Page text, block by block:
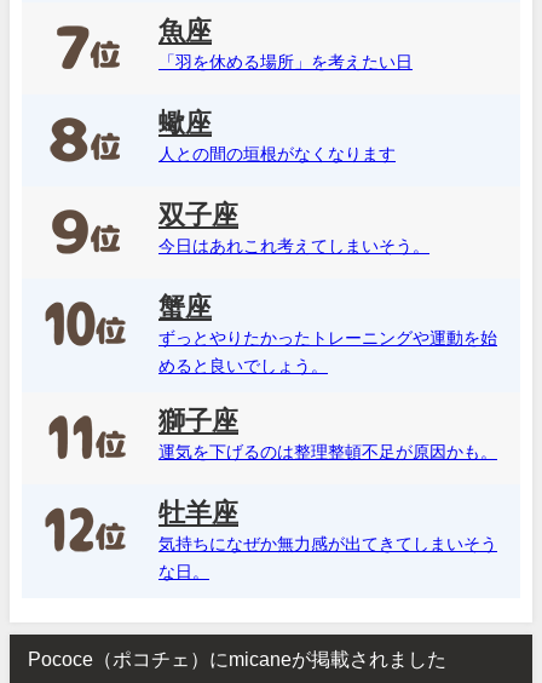
魚座
「羽を休める場所」を考えたい日
蠍座
人との間の垣根がなくなります
双子座
今日はあれこれ考えてしまいそう。
蟹座
ずっとやりたかったトレーニングや運動を始
めると良いでしょう。
獅子座
運気を下げるのは整理整頓不足が原因かも。
牡羊座
気持ちになぜか無力感が出てきてしまいそう
な日。
Pococe（ポコチェ）にmicaneが掲載されました